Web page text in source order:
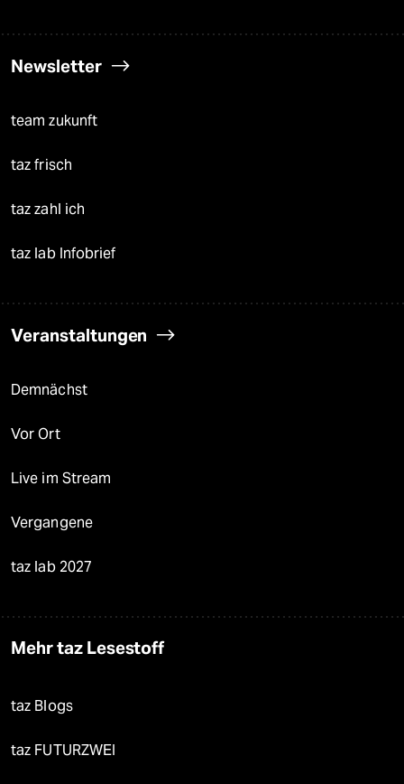
Newsletter
team zukunft
taz frisch
taz zahl ich
taz lab Infobrief
Veranstaltungen
Demnächst
Vor Ort
Live im Stream
Vergangene
taz lab 2027
Mehr taz Lesestoff
taz Blogs
taz FUTURZWEI